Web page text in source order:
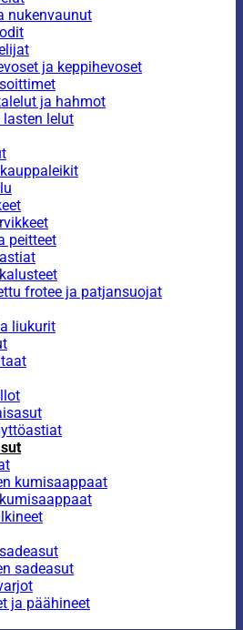
nukenvaunut
ja keppihevoset
ja hahmot
lasten lelut
peitteet
frotee ja patjansuojat
liukurit
kumisaappaat
sadeasut
ja päähineet